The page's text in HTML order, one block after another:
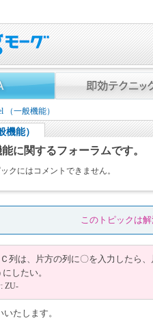
（一般機能）
機能）
に関するフォーラムです。
クにはコメントできません。
このトピックは解
列は、片方の列に〇を入力したら
にしたい。
ZU-
たします。